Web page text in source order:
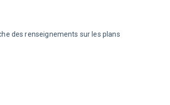
des renseignements sur les plans